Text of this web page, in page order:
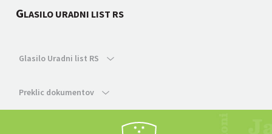
GLASILO URADNI LIST RS
Glasilo Uradni list RS
Preklic dokumentov